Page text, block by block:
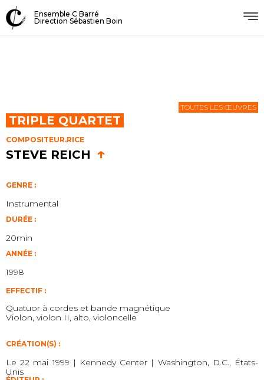
Ensemble C Barré
Direction Sébastien Boin
TRIPLE QUARTET
COMPOSITEUR.RICE
STEVE REICH ↑
TOUTES LES ŒUVRES
GENRE :
Instrumental
DURÉE :
20min
ANNÉE :
1998
EFFECTIF :
Quatuor à cordes et bande magnétique
Violon, violon II, alto, violoncelle
CRÉATION(S) :
Le 22 mai 1999 | Kennedy Center | Washington, D.C., États-
Unis